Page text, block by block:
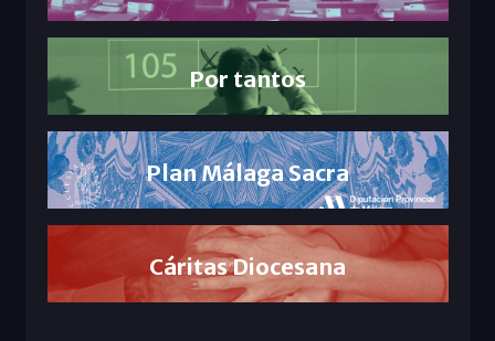
Por tantos
Plan Málaga Sacra
Cáritas Diocesana